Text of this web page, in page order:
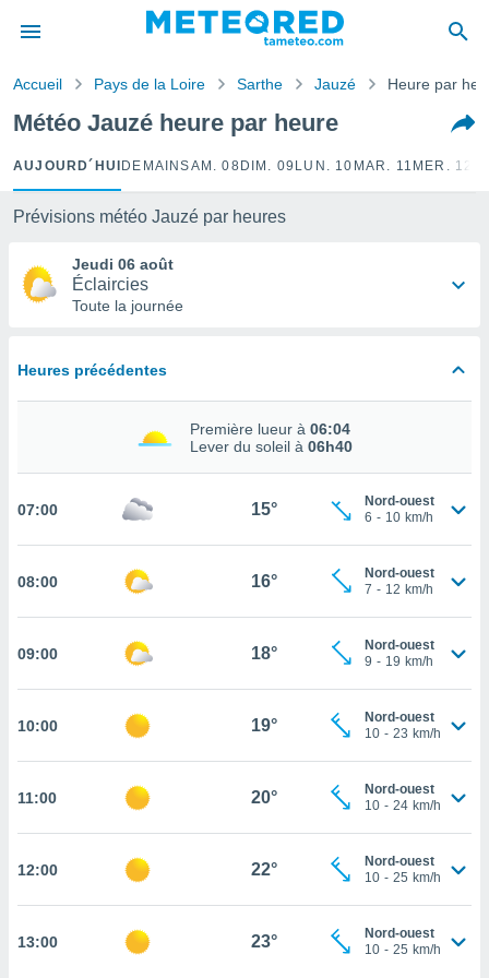
de
a
Vous
des
par le
de
sur
et
ET
PARAMÈTRES
Accueil Pays de la Loire Sarthe Jauzé Heure par
Météo Jauzé heure par heure
AUJOURD´HUI DEMAINSAM. 08 DIM. 09 LUN. 10 MAR. 11 MER. 12
Prévisions météo Jauzé par heures
Jeudi 06 août
Éclaircies
Toute la journée
Heures précédentes
Première lueur à 06:04
Lever du soleil à 06h40
07:00 15°
Nord-ouest
6 - 10 km/h
08:00 16°
Nord-ouest
7 - 12 km/h
09:00 18°
Nord-ouest
9 - 19 km/h
10:00 19°
Nord-ouest
10 - 23 km/h
11:00 20°
Nord-ouest
10 - 24 km/h
12:00 22°
Nord-ouest
10 - 25 km/h
13:00 23°
Nord-ouest
10 - 25 km/h